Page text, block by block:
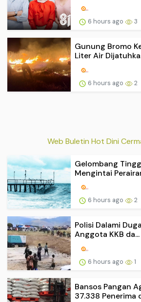
6 hours ago 3
Gunung Bromo
Liter Air
6 hours ago 2
Web Buletin Hot Dini
Gelombang
Mengintai
6 hours ago 2
Polisi Dalami
Anggota KKB da...
6 hours ago 1
Bansos Pangan
37.338 Penerima